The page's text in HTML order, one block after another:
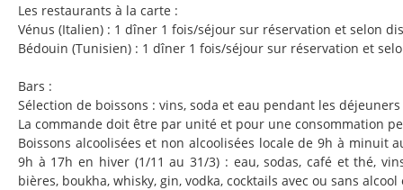
Les restaurants à la carte :
Vénus (Italien) : 1 dîner 1 fois/séjour sur réservation et selon
Bédouin (Tunisien) : 1 dîner 1 fois/séjour sur réservation et
Bars :
Sélection de boissons : vins, soda et eau pendant les
La commande doit être par unité et pour une consommation
Boissons alcoolisées et non alcoolisées locale de 9h à minuit
9h à 17h en hiver (1/11 au 31/3) : eau, sodas, café et thé,
bières, boukha, whisky, gin, vodka, cocktails avec ou sans